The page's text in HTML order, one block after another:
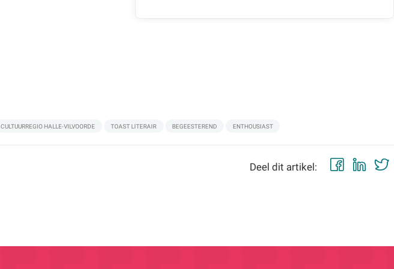
CULTUURREGIO HALLE-VILVOORDE TOAST LITERAIR BEGEESTEREND ENTHOUSIAST
Deel dit artikel: